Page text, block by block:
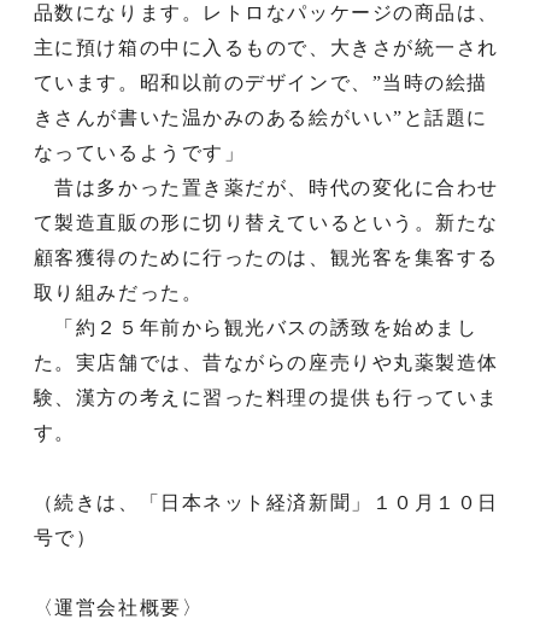
品数になります。レトロなパッケージの商品は、
主に預け箱の中に入るもので、大きさが統一され
ています。昭和以前のデザインで、”当時の絵描
きさんが書いた温かみのある絵がいい”と話題に
なっているようです」
昔は多かった置き薬だが、時代の変化に合わせ
て製造直販の形に切り替えているという。新たな
顧客獲得のために行ったのは、観光客を集客する
取り組みだった。
「約２５年前から観光バスの誘致を始めまし
た。実店舗では、昔ながらの座売りや丸薬製造体
験、漢方の考えに習った料理の提供も行っていま
す。
（続きは、「日本ネット経済新聞」１０月１０日
号で）
〈運営会社概要〉